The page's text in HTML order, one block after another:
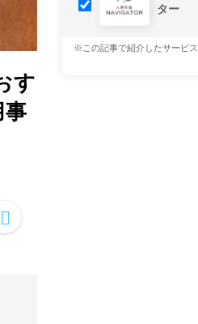
す
ター
※この記事で紹介したサービ